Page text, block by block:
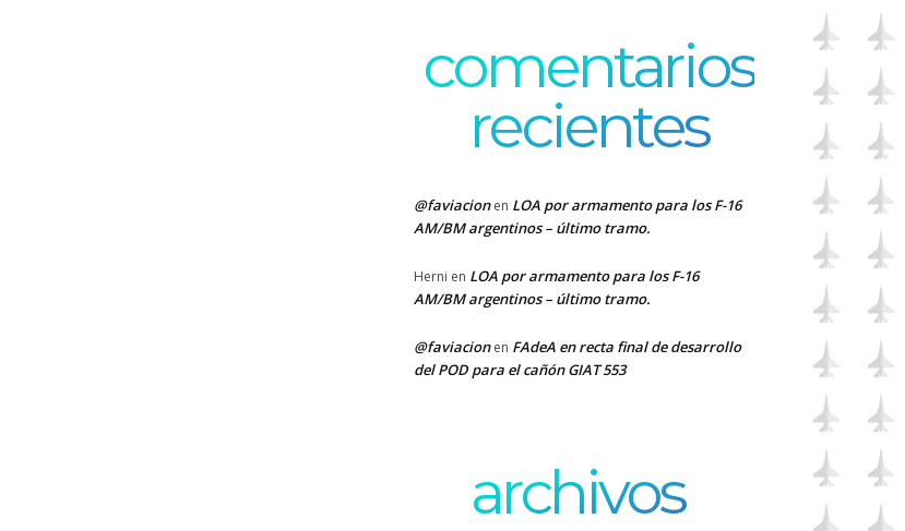
comentarios
recientes
@faviacionen LOA por armamento para los F-16
AM/BM argentinos – último tramo.
Herni en LOA por armamento para los F-16
AM/BM argentinos – último tramo.
@faviacionen FAdeA en recta final de desarrollo
del POD para el cañón GIAT 553
archivos